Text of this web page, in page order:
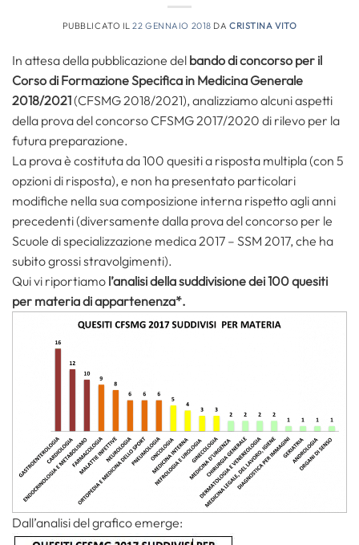
PUBBLICATO IL22 GENNAIO 2018 DACRISTINA VITO
In attesa della pubblicazione del bando di concorso per il
Corso di Formazione Specifica in Medicina Generale
2018/2021(CFSMG 2018/2021), analizziamo alcuni aspetti
della prova del concorso CFSMG 2017/2020 di rilevo per la
futura preparazione.
La prova è costituta da 100 quesiti a risposta multipla (con 5
opzioni di risposta), e non ha presentato particolari
modifiche nella sua composizione interna rispetto agli anni
precedenti (diversamente dalla prova del concorso per le
Scuole di specializzazione medica 2017 – SSM 2017, che ha
subito grossi stravolgimenti).
Qui vi riportiamo l’analisi della suddivisione dei 100 quesiti
per materia di appartenenza*.
Dall’analisi del grafico emerge: